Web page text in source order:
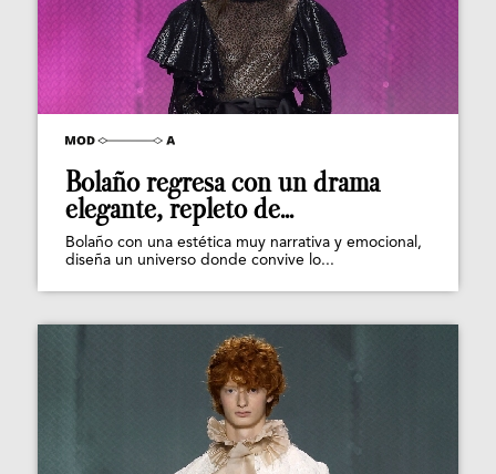
Bolaño regresa con un drama
elegante, repleto de...
Bolaño con una estética muy narrativa y emocional,
diseña un universo donde convive lo...